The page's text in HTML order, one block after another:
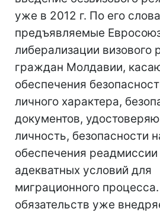
уже в 2012 г. По его
предъявляемые
либерализации визового
граждан Молдавии,
обеспечения
личного характера,
документов,
личность, безопасности
обеспечения реадмиссии
адекватных условий для
миграционного
обязательств уже